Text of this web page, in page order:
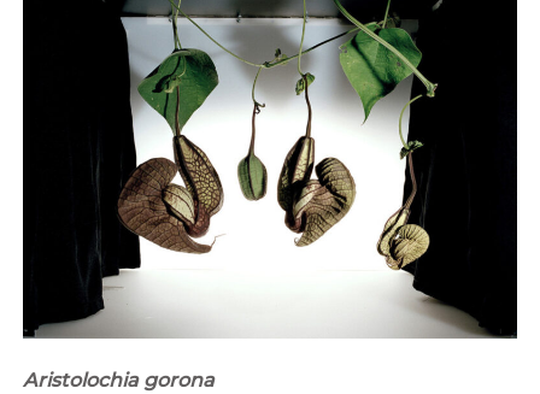
Aristolochia gorona